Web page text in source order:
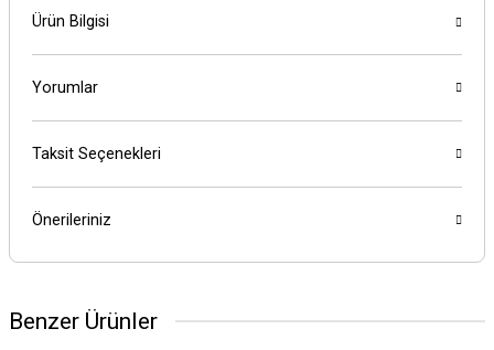
Ürün Bilgisi
Yorumlar
Taksit Seçenekleri
Önerileriniz
Benzer Ürünler